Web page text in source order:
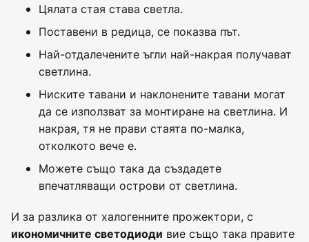
Цялата стая става светла.
Поставени в редица, се показва път.
Най-отдалечените ъгли най-накрая получават
светлина.
Ниските тавани и наклонените тавани могат
да се използват за монтиране на светлина. И
накрая, тя не прави стаята по-малка,
отколкото вече е.
Можете също така да създадете
впечатляващи острови от светлина.
И за разлика от халогенните прожектори, с
икономичните светодиоди вие също така правите